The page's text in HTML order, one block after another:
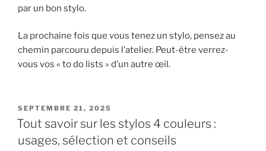
par un bon stylo.
La prochaine fois que vous tenez un stylo, pensez au
chemin parcouru depuis l’atelier. Peut-être verrez-
vous vos « to do lists » d’un autre œil.
PUBLIÉ
LE
SEPTEMBRE 21, 2025
Tout savoir sur les stylos 4 couleurs :
usages, sélection et conseils